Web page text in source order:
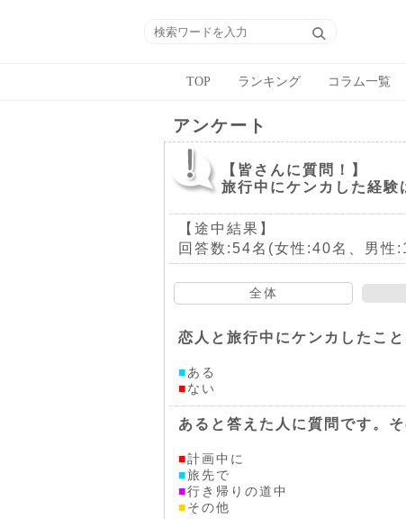
TOP ランキング コラム一覧
アンケート
【皆さんに質問！】
旅行中にケンカした経験
【途中結果】
回答数:54名(女性:40名、男性
全体
恋人と旅行中にケンカしたこ
■ある
■ない
あると答えた人に質問です。
■計画中に
■旅先で
■行き帰りの道中
■その他